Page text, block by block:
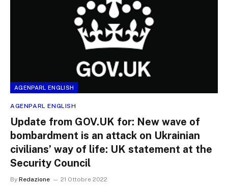
AGENPARL ENGLISH
AGENPARL ENGLISH
Update from GOV.UK for: New wave of
bombardment is an attack on Ukrainian
civilians’ way of life: UK statement at the
Security Council
By Redazione 21 Ottobre 2022